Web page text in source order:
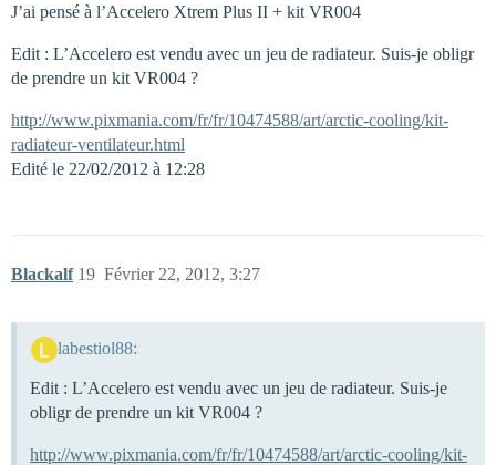
J’ai pensé à l’Accelero Xtrem Plus II + kit VR004
Edit : L’Accelero est vendu avec un jeu de radiateur. Suis-je obligr
de prendre un kit VR004 ?
http://www.pixmania.com/fr/fr/10474588/art/arctic-cooling/kit-
radiateur-ventilateur.html
Edité le 22/02/2012 à 12:28
Blackalf Février 22, 2012, 3:27
19
labestiol88:
Edit : L’Accelero est vendu avec un jeu de radiateur. Suis-je
obligr de prendre un kit VR004 ?
http://www.pixmania.com/fr/fr/10474588/art/arctic-cooling/kit-